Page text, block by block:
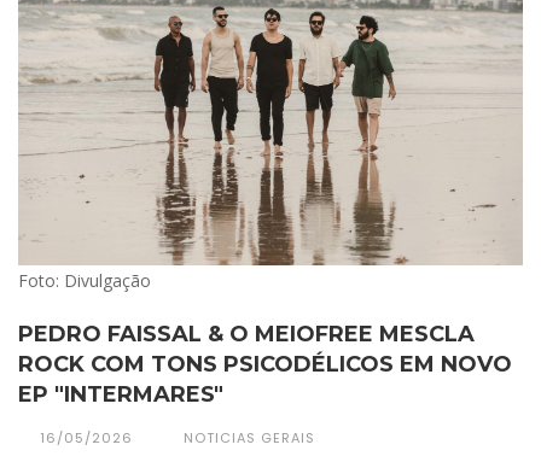
Foto: Divulgação
PEDRO FAISSAL & O MEIOFREE MESCLA
ROCK COM TONS PSICODÉLICOS EM NOVO
EP "INTERMARES"
16/05/2026 NOTICIAS GERAIS